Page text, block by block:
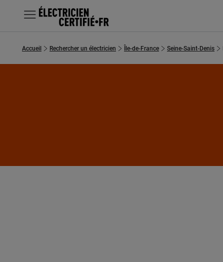
MENU
Chercher un électricien
Accueil Rechercher un électricien Île-de-France Seine-Saint-Denis